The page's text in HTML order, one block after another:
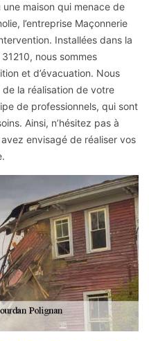
maison qui menace de
l’entreprise Maçonnerie
Installées dans la
nous sommes
et d’évacuation. Nous
la réalisation de votre
de professionnels, qui sont
Ainsi, n’hésitez pas à
envisagé de réaliser vos